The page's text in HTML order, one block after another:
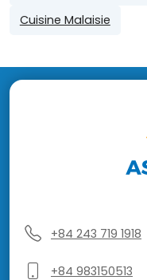
Cuisine Malaisie
+84 243 719 1918
+84 983150513